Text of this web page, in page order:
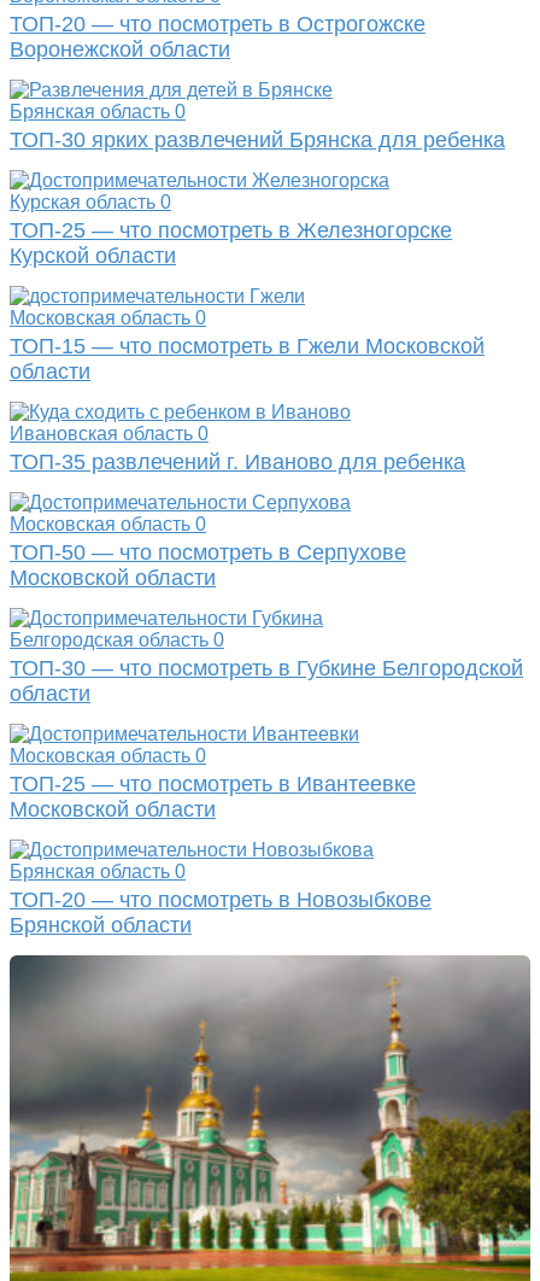
ТОП-20 — что посмотреть в Острогожске
Воронежской области
Брянская область 0
ТОП-30 ярких развлечений Брянска для ребенка
Курская область 0
ТОП-25 — что посмотреть в Железногорске
Курской области
Московская область 0
ТОП-15 — что посмотреть в Гжели Московской
области
Ивановская область 0
ТОП-35 развлечений г. Иваново для ребенка
Московская область 0
ТОП-50 — что посмотреть в Серпухове
Московской области
Белгородская область 0
ТОП-30 — что посмотреть в Губкине Белгородской
области
Московская область 0
ТОП-25 — что посмотреть в Ивантеевке
Московской области
Брянская область 0
ТОП-20 — что посмотреть в Новозыбкове
Брянской области